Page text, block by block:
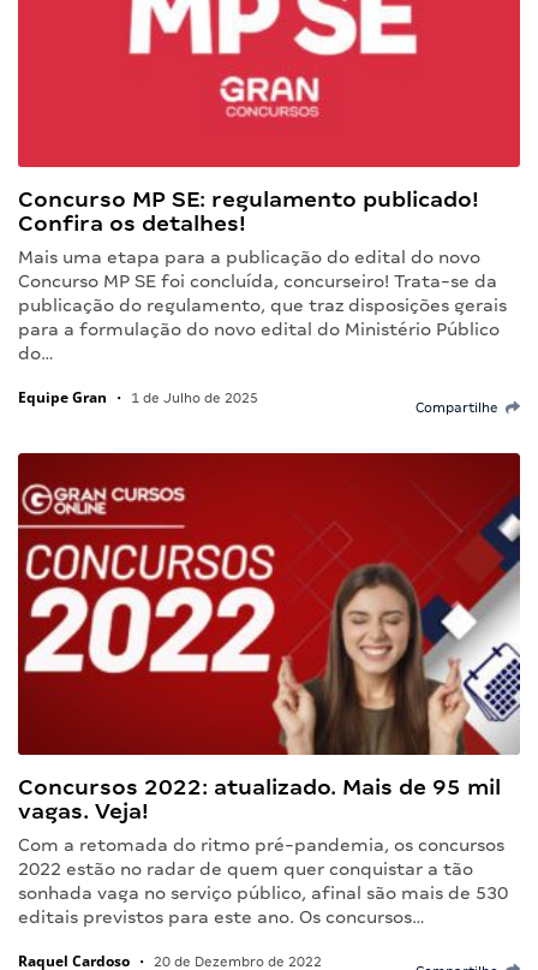
Concurso MP SE: regulamento publicado!
Confira os detalhes!
Mais uma etapa para a publicação do edital do novo
Concurso MP SE foi concluída, concurseiro! Trata-se da
publicação do regulamento, que traz disposições gerais
para a formulação do novo edital do Ministério Público
do…
Equipe Gran • 1 de Julho de 2025
Compartilhe
Concursos 2022: atualizado. Mais de 95 mil
vagas. Veja!
Com a retomada do ritmo pré-pandemia, os concursos
2022 estão no radar de quem quer conquistar a tão
sonhada vaga no serviço público, afinal são mais de 530
editais previstos para este ano. Os concursos…
Raquel Cardoso • 20 de Dezembro de 2022